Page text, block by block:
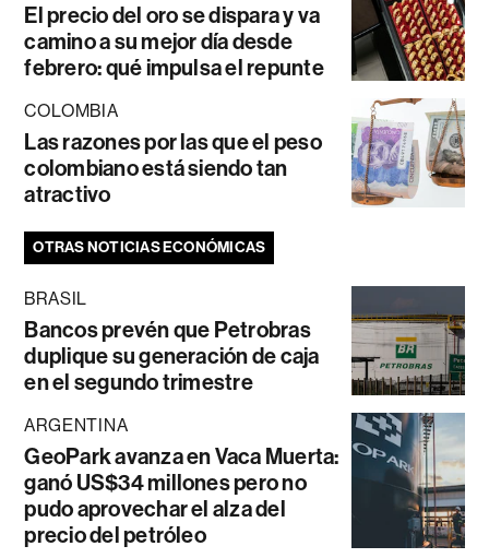
El precio del oro se dispara y va
camino a su mejor día desde
febrero: qué impulsa el repunte
COLOMBIA
Las razones por las que el peso
colombiano está siendo tan
atractivo
OTRAS NOTICIAS ECONÓMICAS
BRASIL
Bancos prevén que Petrobras
duplique su generación de caja
en el segundo trimestre
ARGENTINA
GeoPark avanza en Vaca Muerta:
ganó US$34 millones pero no
pudo aprovechar el alza del
precio del petróleo